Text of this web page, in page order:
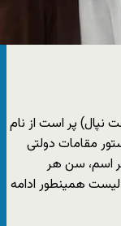
نپال) پر است از نام
مقامات دولتی
اسم، سن هر
درج شده است: 18، 22، 20، 18، 23 و لیست همینطور ادامه